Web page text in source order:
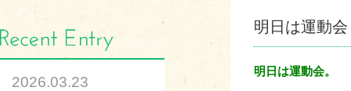
2026.03.23
明日は運動会
明日は運動会。